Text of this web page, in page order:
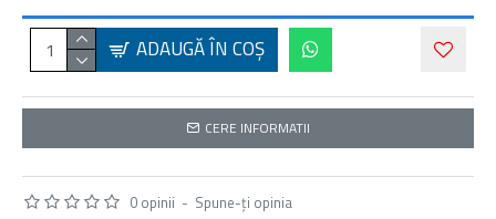
0 opinii - Spune-ţi opinia
ADAUGĂ ÎN COŞ
CERE INFORMATII